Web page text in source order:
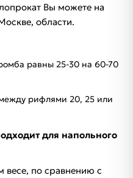
Вы можете на
области.
равны 25-30 на 60-70
рифлями 20, 25 или
для напольного
весе, по сравнению с